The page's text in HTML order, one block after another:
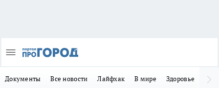
Документы Все новости Лайфхак В мире Здоровье